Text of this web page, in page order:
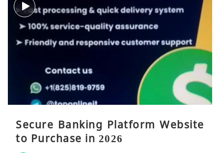
Secure Banking Platform Website
to Purchase in 2026